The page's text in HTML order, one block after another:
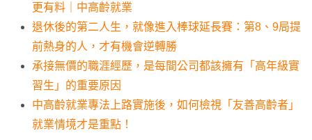
更有料｜中高齡就業
退休後的第二人生，就像進入棒球延長賽：第8、9局提
前熱身的人，才有機會逆轉勝
承接無價的職涯經歷，是每間公司都該擁有「高年級實
習生」的重要原因
中高齡就業專法上路實施後，如何檢視「友善高齡者」
就業情境才是重點！